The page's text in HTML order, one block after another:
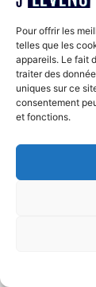
Pour offrir les
telles que les
appareils. Le fait
traiter des
uniques sur ce
consentement
et fonctions.
Mentions
Politique de
(UE)